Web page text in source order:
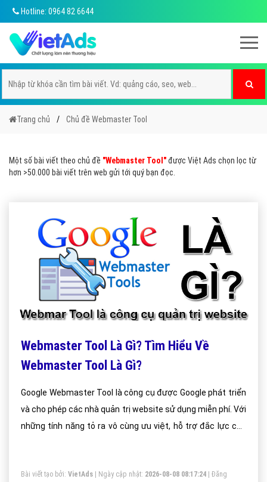
Hotline: 0964 82 6644
Trang chủ Chủ đề Webmaster Tool
Một số bài viết theo chủ đề "Webmaster Tool"được Việt Ads chọn lọc từ
hơn >50.000 bài viết trên web gửi tới quý bạn đọc.
Webmaster Tool Là Gì? Tìm Hiểu Về
Webmaster Tool Là Gì?
Google Webmaster Tool là công cụ được Google phát triển
và cho phép các nhà quản trị website sử dụng miễn phí. Với
những tính năng tỏ ra vô cùng ưu việt, hỗ trợ đắc lực cho
Bài viết tạo bởi: VietAds | Ngày cập nhật: 2026-08-08 08:17:24
Đăng